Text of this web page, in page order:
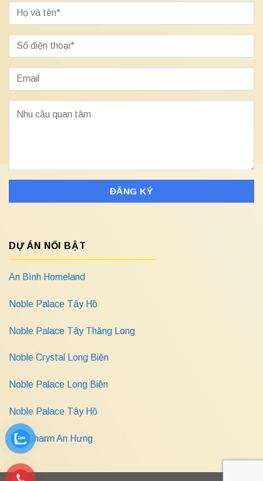
DỰ ÁN NỔI BẬT
An Bình Homeland
Noble Palace Tây Hồ
Noble Palace Tây Thăng Long
Noble Crystal Long Biên
Noble Palace Long Biên
Noble Palace Tây Hồ
The Charm An Hưng